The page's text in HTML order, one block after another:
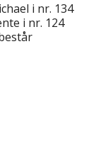
i nr. 134
i nr. 124